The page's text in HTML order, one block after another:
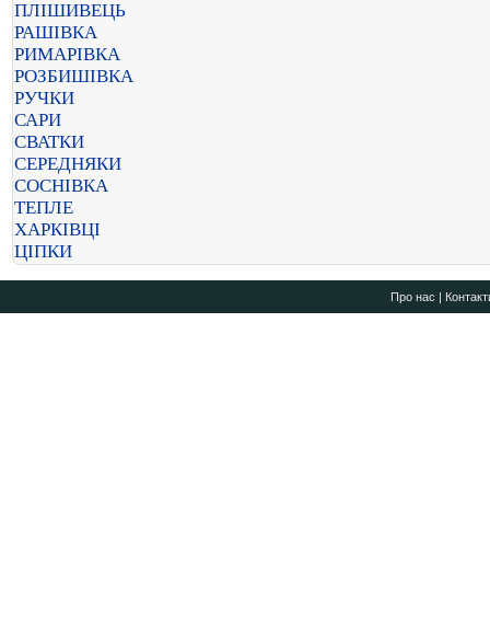
ПЛІШИВЕЦЬ
РАШІВКА
РИМАРІВКА
РОЗБИШІВКА
РУЧКИ
САРИ
СВАТКИ
СЕРЕДНЯКИ
СОСНІВКА
ТЕПЛЕ
ХАРКІВЦІ
ЦІПКИ
Про нас |